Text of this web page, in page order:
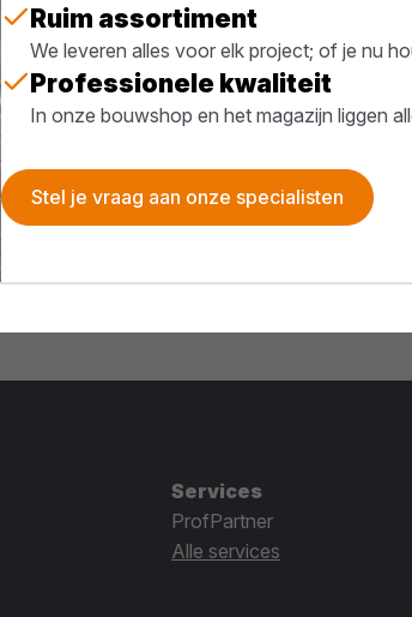
Ruim assortiment
We leveren alles voor elk project; of je nu
Professionele kwaliteit
In onze bouwshop en het magazijn liggen
Stel je vraag aan onze specialisten
Services
ProfPartner
Alle services